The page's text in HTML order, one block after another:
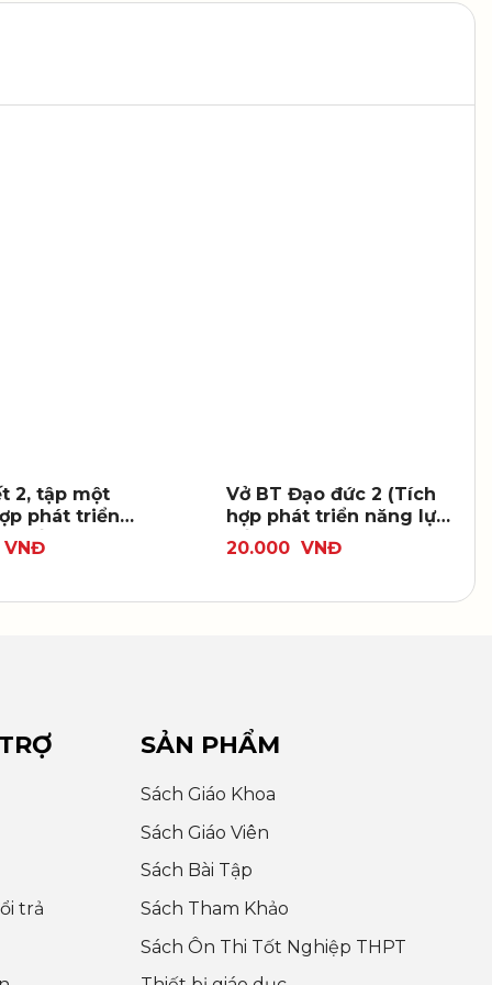
2, tập một
phát triển
số)
VNĐ
Vở BT Đạo đức 2 (Tích
hợp phát triển năng lực
số)
20.000 VNĐ
trả
SẢN PHẨM
Sách Giáo Khoa
Sách Giáo Viên
Sách Bài Tập
Sách Tham Khảo
Sách Ôn Thi Tốt Nghiệp THPT